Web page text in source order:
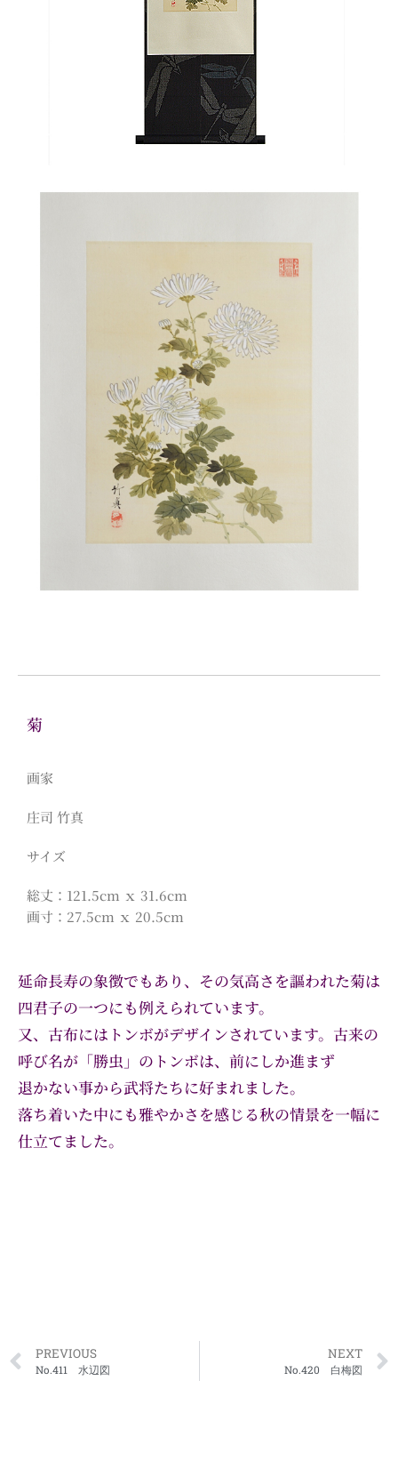
菊
画家
庄司 竹真
サイズ
総丈：121.5cm ｘ 31.6cm
画寸：27.5cm ｘ 20.5cm
延命長寿の象徴でもあり、その気高さを謳われた菊は
四君子の一つにも例えられています。
又、古布にはトンボがデザインされています。古来の
呼び名が「勝虫」のトンボは、前にしか進まず
退かない事から武将たちに好まれました。
落ち着いた中にも雅やかさを感じる秋の情景を一幅に
仕立てました。
PREVIOUS
No.411 水辺図
NEXT
No.420 白梅図